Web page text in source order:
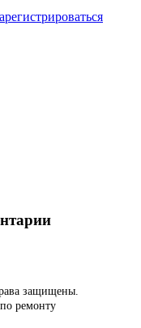
защищены.
ремонту